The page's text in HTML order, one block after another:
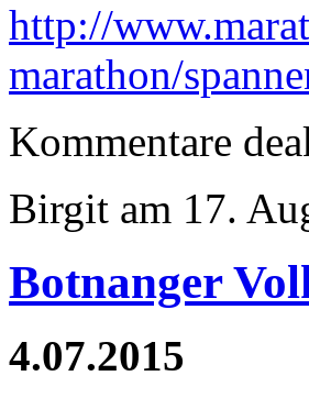
http://
marathon/
Kommentare
Birgit am 17.
Botnanger
4.07.2015